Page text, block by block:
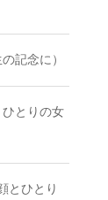
記念に）
とりの女
とひとり